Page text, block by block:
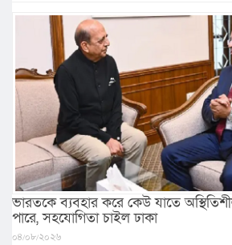
ভারতকে ব্যবহার করে কেউ যাতে
পারে, সহযোগিতা চাইল ঢাকা
০৪/০৮/২০২৬